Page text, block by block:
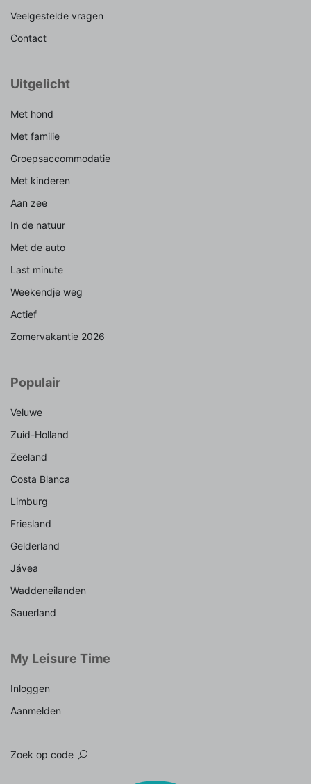
Veelgestelde vragen
Contact
Uitgelicht
Met hond
Met familie
Groepsaccommodatie
Met kinderen
Aan zee
In de natuur
Met de auto
Last minute
Weekendje weg
Actief
Zomervakantie 2026
Populair
Veluwe
Zuid-Holland
Zeeland
Costa Blanca
Limburg
Friesland
Gelderland
Jávea
Waddeneilanden
Sauerland
My Leisure Time
Inloggen
Aanmelden
Zoek op code